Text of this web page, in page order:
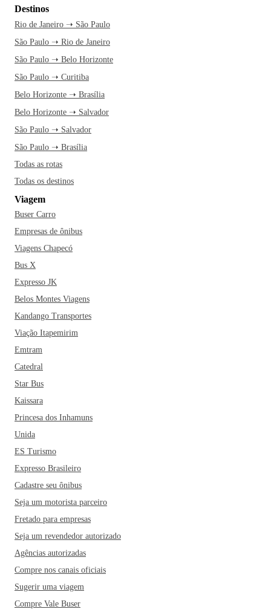
Destinos
Rio de Janeiro ➝ São Paulo
São Paulo ➝ Rio de Janeiro
São Paulo ➝ Belo Horizonte
São Paulo ➝ Curitiba
Belo Horizonte ➝ Brasília
Belo Horizonte ➝ Salvador
São Paulo ➝ Salvador
São Paulo ➝ Brasília
Todas as rotas
Todas os destinos
Viagem
Buser Carro
Empresas de ônibus
Viagens Chapecó
Bus X
Expresso JK
Belos Montes Viagens
Kandango Transportes
Viação Itapemirim
Emtram
Catedral
Star Bus
Kaissara
Princesa dos Inhamuns
Unida
ES Turismo
Expresso Brasileiro
Cadastre seu ônibus
Seja um motorista parceiro
Fretado para empresas
Seja um revendedor autorizado
Agências autorizadas
Compre nos canais oficiais
Sugerir uma viagem
Compre Vale Buser